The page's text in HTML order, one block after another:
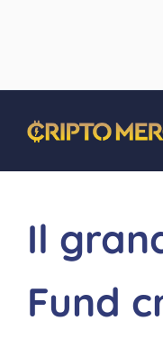
contenuto
Il
Fund